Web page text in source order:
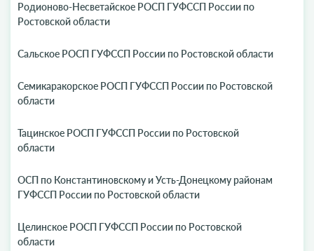
Родионово-Несветайское РОСП ГУФССП России по
Ростовской области
Сальское РОСП ГУФССП России по Ростовской области
Семикаракорское РОСП ГУФССП России по Ростовской
области
Тацинское РОСП ГУФССП России по Ростовской
области
ОСП по Константиновскому и Усть-Донецкому районам
ГУФССП России по Ростовской области
Целинское РОСП ГУФССП России по Ростовской
области